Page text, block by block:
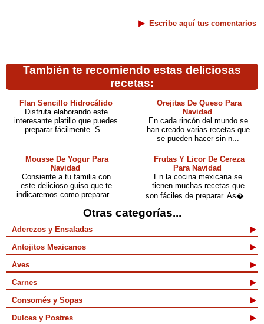
Escribe aquí tus comentarios
También te recomiendo estas deliciosas
recetas:
Flan Sencillo Hidrocálido
Disfruta elaborando este
interesante platillo que puedes
preparar fácilmente. S...
Orejitas De Queso Para
Navidad
En cada rincón del mundo se
han creado varias recetas que
se pueden hacer sin n...
Mousse De Yogur Para
Navidad
Consiente a tu familia con
este delicioso guiso que te
indicaremos como preparar...
Frutas Y Licor De Cereza
Para Navidad
En la cocina mexicana se
tienen muchas recetas que
son fáciles de preparar. As�...
Otras categorías...
Aderezos y Ensaladas
Antojitos Mexicanos
Aves
Carnes
Consomés y Sopas
Dulces y Postres